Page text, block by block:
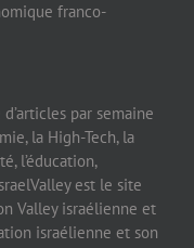
franco-
par semaine
la High-Tech, la
l’éducation,
est le site
Valley israélienne et
israélienne et son